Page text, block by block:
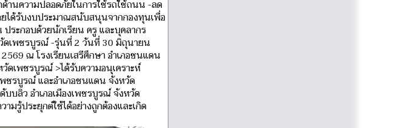
านความปลอดภัยในการใช้รถใช้ถนน -ลด
ยได้รับงบประมาณสนับสนุนจากกองทุนเพื่อ
ระกอบด้วยนักเรียน ครู และบุคลากร
ดเพชรบูรณ์ -รุ่นที่ 2 วันที่ 30 มิถุนายน
ณ โรงเรียนเสรีศึกษา อำเภอชนแดน
เพชรบูรณ์ >ได้รับความอนุเคราะห์
ชรบูรณ์ และอำเภอชนแดน จังหวัด
บลิว อำเภอเมืองเพชรบูรณ์ จังหวัด
มรู้ประยุกต์ใช้ได้อย่างถูกต้องและเกิด